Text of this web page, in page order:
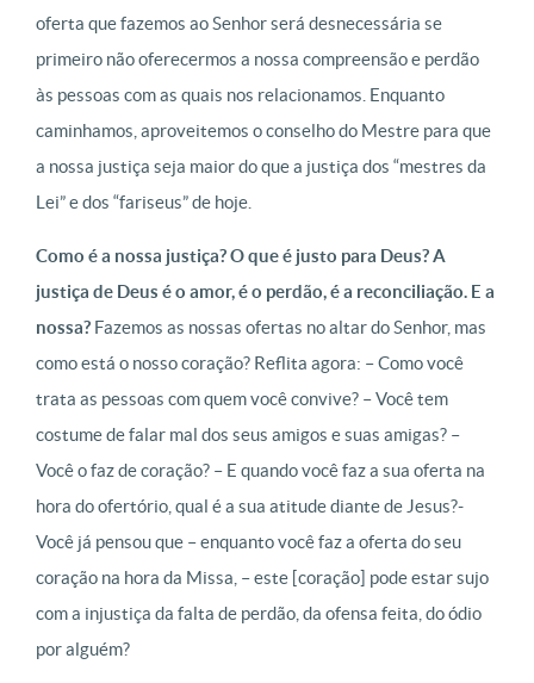
oferta que fazemos ao Senhor será desnecessária se
primeiro não oferecermos a nossa compreensão e perdão
às pessoas com as quais nos relacionamos. Enquanto
caminhamos, aproveitemos o conselho do Mestre para que
a nossa justiça seja maior do que a justiça dos “mestres da
Lei” e dos “fariseus” de hoje.
Como é a nossa justiça? O que é justo para Deus? A
justiça de Deus é o amor, é o perdão, é a reconciliação. E a
nossa? Fazemos as nossas ofertas no altar do Senhor, mas
como está o nosso coração? Reflita agora: – Como você
trata as pessoas com quem você convive? – Você tem
costume de falar mal dos seus amigos e suas amigas? –
Você o faz de coração? – E quando você faz a sua oferta na
hora do ofertório, qual é a sua atitude diante de Jesus?-
Você já pensou que – enquanto você faz a oferta do seu
coração na hora da Missa, – este [coração] pode estar sujo
com a injustiça da falta de perdão, da ofensa feita, do ódio
por alguém?